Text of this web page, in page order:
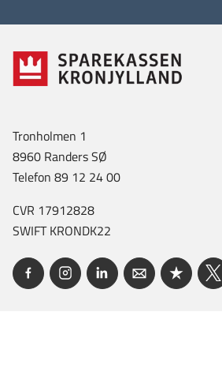
Tronholmen 1
8960 Randers SØ
Telefon 89 12 24 00
CVR 17912828
SWIFT KRONDK22